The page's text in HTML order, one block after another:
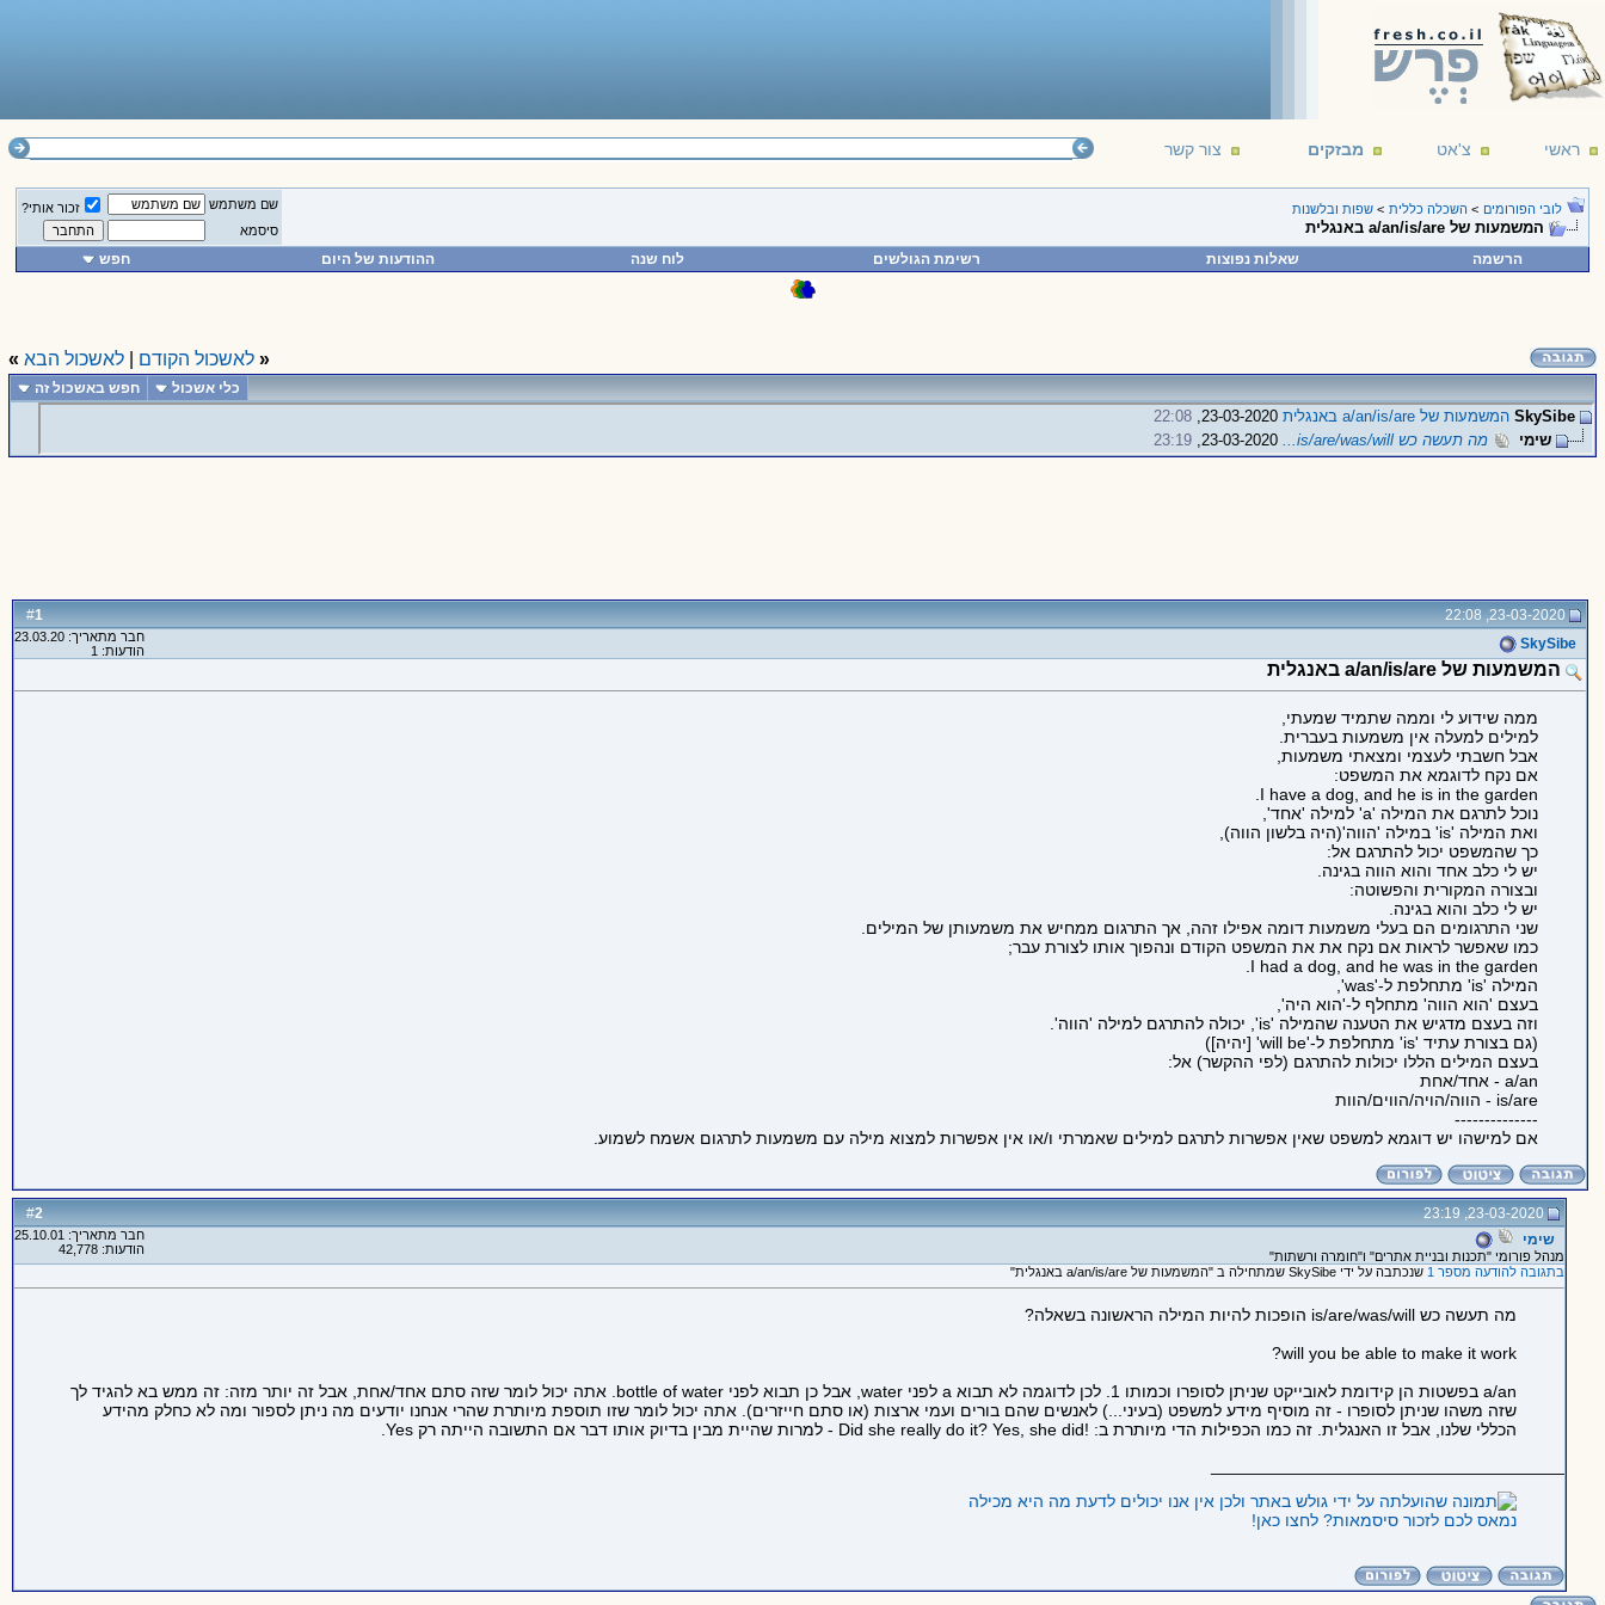
ראשי צ'אט מבזקים צור קשר
לובי הפורומים > השכלה כללית > שפות ובלשנות
המשמעות של a/an/is/are באנגלית
שם משתמש
זכור אותי?
סיסמא
הרשמה שאלות נפוצות רשימת הגולשים לוח שנה ההודעות של היום חפש
« לאשכול הקודם לאשכול הבא »
כלי אשכול חפש באשכול זה
SkySibe המשמעות של a/an/is/are באנגלית 23-03-2020,
22:08
שימי
מה תעשה כש is/are/was/will... 23-03-2020,
23:19
#
1
23-03-2020, 22:08
SkySibe
חבר מתאריך: 23.03.20
הודעות: 1
המשמעות של a/an/is/are באנגלית
ממה שידוע לי וממה שתמיד שמעתי,
למילים למעלה אין משמעות בעברית.
אבל חשבתי לעצמי ומצאתי משמעות,
אם נקח לדוגמא את המשפט:
I have a dog, and he is in the garden.
נוכל לתרגם את המילה 'a' למילה 'אחד',
ואת המילה 'is' במילה 'הווה'(היה בלשון הווה),
כך שהמשפט יכול להתרגם אל:
יש לי כלב אחד והוא הווה בגינה.
ובצורה המקורית והפשוטה:
יש לי כלב והוא בגינה.
שני התרגומים הם בעלי משמעות דומה אפילו זהה, אך התרגום ממחיש את משמעותן של המילים.
כמו שאפשר לראות אם נקח את את המשפט הקודם ונהפוך אותו לצורת עבר;
I had a dog, and he was in the garden.
המילה 'is' מתחלפת ל-'was',
בעצם 'הוא הווה' מתחלף ל-'הוא היה',
וזה בעצם מדגיש את הטענה שהמילה 'is', יכולה להתרגם למילה 'הווה'.
(גם בצורת עתיד 'is' מתחלפת ל-'will be' [יהיה])
בעצם המילים הללו יכולות להתרגם (לפי ההקשר) אל:
a/an - אחד/אחת
is/are - הווה/הויה/הווים/הוות
--------------
אם למישהו יש דוגמא למשפט שאין אפשרות לתרגם למילים שאמרתי ו/או אין אפשרות למצוא מילה עם משמעות לתרגום אשמח לשמוע.
#
2
23-03-2020, 23:19
שימי
מנהל פורומי "תכנות ובניית אתרים" ו"חומרה ורשתות"
חבר מתאריך: 25.10.01
הודעות: 42,778
בתגובה להודעה מספר 1
שנכתבה על ידי SkySibe שמתחילה ב "המשמעות של a/an/is/are באנגלית"
מה תעשה כש is/are/was/will הופכות להיות המילה הראשונה בשאלה?
will you be able to make it work?
a/an בפשטות הן קידומת לאובייקט שניתן לסופרו וכמותו 1. לכן לדוגמה לא תבוא a לפני water, אבל כן תבוא לפני bottle of water. אתה יכול לומר שזה סתם אחד/אחת, אבל זה יותר מזה: זה ממש בא להגיד לך
שזה משהו שניתן לסופרו - זה מוסיף מידע למשפט (בעיני...) לאנשים שהם בורים ועמי ארצות (או סתם חייזרים). אתה יכול לומר שזו תוספת מיותרת שהרי אנחנו יודעים מה ניתן לספור ומה לא כחלק מהידע
הכללי שלנו, אבל זו האנגלית. זה כמו הכפילות הדי מיותרת ב: !Did she really do it? Yes, she did - למרות שהיית מבין בדיוק אותו דבר אם התשובה הייתה רק Yes.
נמאס לכם לזכור סיסמאות? לחצו כאן!